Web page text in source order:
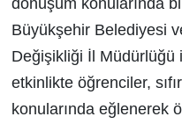
Büyükşehir Belediyesi
Değişikliği İl Müdürlüğü
etkinlikte öğrenciler,
konularında eğlenerek